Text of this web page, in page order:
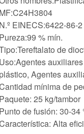
MF:C24H3804
N.º EINECS:6422-86-2
Pureza:99 % mín.
de
Uso:Agentes
plástico, Agentes
mínima de
Paquete: 25 kg/tambor
Punto de fusión: 30-34
Alta